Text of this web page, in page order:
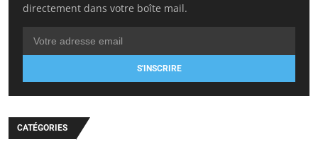
directement dans votre boîte mail.
S'INSCRIRE
CATÉGORIES